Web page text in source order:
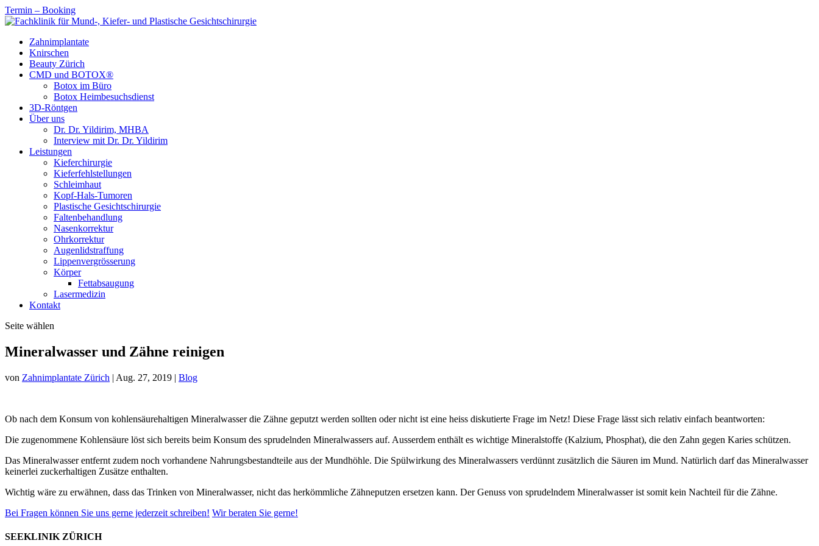
Termin – Booking
Zahnimplantate
Knirschen
Beauty Zürich
CMD und BOTOX®
Botox im Büro
Botox Heimbesuchsdienst
3D-Röntgen
Über uns
Dr. Dr. Yildirim, MHBA
Interview mit Dr. Dr. Yildirim
Leistungen
Kieferchirurgie
Kieferfehlstellungen
Schleimhaut
Kopf-Hals-Tumoren
Plastische Gesichtschirurgie
Faltenbehandlung
Nasenkorrektur
Ohrkorrektur
Augenlidstraffung
Lippenvergrösserung
Körper
Fettabsaugung
Lasermedizin
Kontakt
Seite wählen
Mineralwasser und Zähne reinigen
von Zahnimplantate Zürich | Aug. 27, 2019 | Blog
Ob nach dem Konsum von kohlensäurehaltigen Mineralwasser die Zähne geputzt werden sollten oder nicht ist eine heiss diskutierte Frage im Netz! Diese Frage lässt sich relativ einfach beantworten:
Die zugenommene Kohlensäure löst sich bereits beim Konsum des sprudelnden Mineralwassers auf. Ausserdem enthält es wichtige Mineralstoffe (Kalzium, Phosphat), die den Zahn gegen Karies schützen.
Das Mineralwasser entfernt zudem noch vorhandene Nahrungsbestandteile aus der Mundhöhle. Die Spülwirkung des Mineralwassers verdünnt zusätzlich die Säuren im Mund. Natürlich darf das Mineralwasser
keinerlei zuckerhaltigen Zusätze enthalten.
Wichtig wäre zu erwähnen, dass das Trinken von Mineralwasser, nicht das herkömmliche Zähneputzen ersetzen kann. Der Genuss von sprudelndem Mineralwasser ist somit kein Nachteil für die Zähne.
Bei Fragen können Sie uns gerne jederzeit schreiben! Wir beraten Sie gerne!
SEEKLINIK ZÜRICH